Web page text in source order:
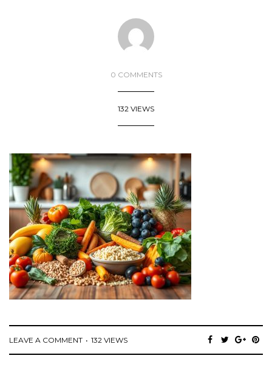
0 COMMENTS
132 VIEWS
LEAVE A COMMENT 132 VIEWS